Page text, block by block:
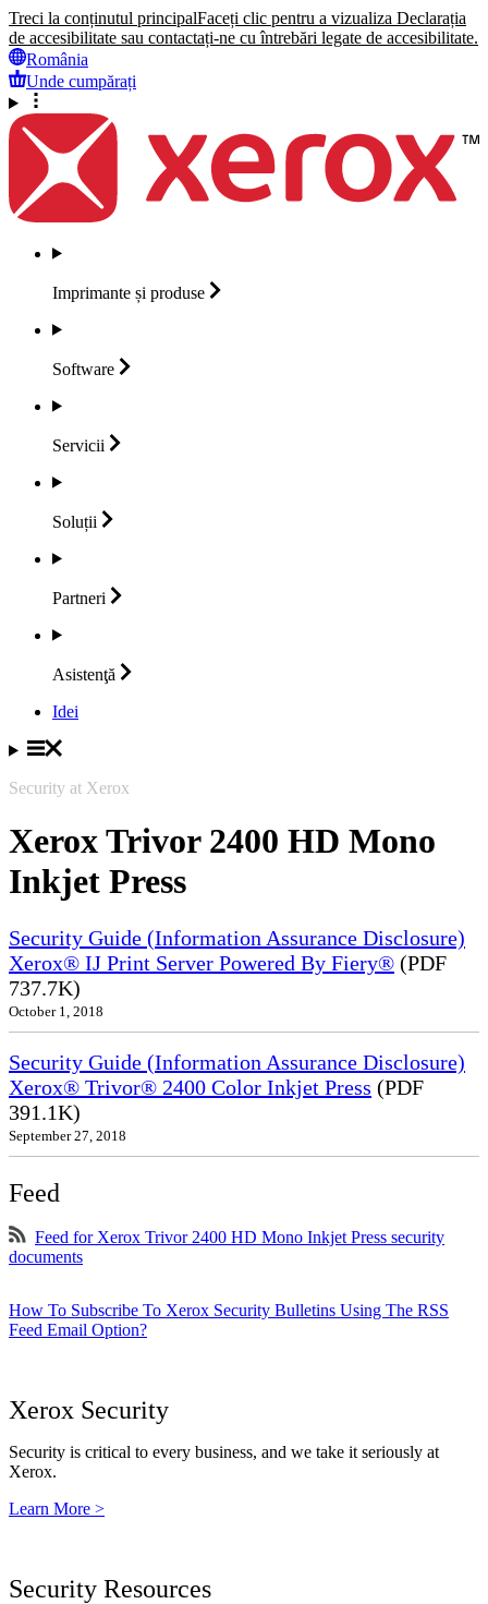
Treci la conținutul principalFaceți clic pentru a vizualiza Declarația
de accesibilitate sau contactați-ne cu întrebări legate de accesibilitate.
România
Unde cumpărați
Imprimante și produse
Software
Servicii
Soluții
Partneri
Asistenţă
Idei
Security at Xerox
Xerox Trivor 2400 HD Mono
Inkjet Press
Security Guide (Information Assurance Disclosure)
Xerox® IJ Print Server Powered By Fiery® (PDF
737.7K)
October 1, 2018
Security Guide (Information Assurance Disclosure)
Xerox® Trivor® 2400 Color Inkjet Press (PDF
391.1K)
September 27, 2018
Feed
Feed for Xerox Trivor 2400 HD Mono Inkjet Press security
documents
How To Subscribe To Xerox Security Bulletins Using The RSS
Feed Email Option?
Xerox Security
Security is critical to every business, and we take it seriously at
Xerox.
Learn More >
Security Resources